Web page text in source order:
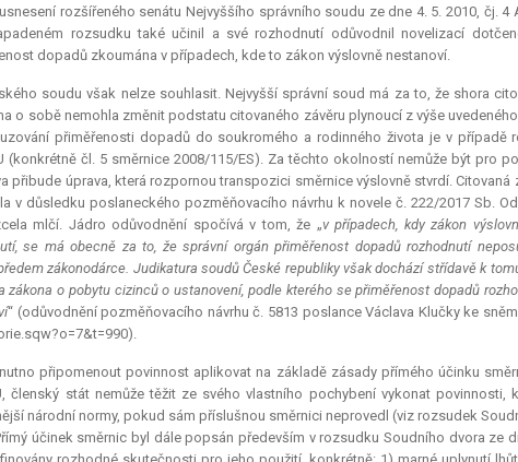
rozšířeného senátu Nejvyššího správního soudu ze dne 4. 5. 2010, čj. 4
rozsudku také učinil a své rozhodnutí odůvodnil novelizací
dopadů zkoumána v případech, kde to zákon výslovně nestanoví.
soudu však nelze souhlasit. Nejvyšší správní soud má za to, že shora
o sobě nemohla změnit podstatu citovaného závěru plynoucí z výše
přiměřenosti dopadů do soukromého a rodinného života je v případě
(konkrétně čl. 5 směrnice 2008/115/ES). Za těchto okolností nemůže být pro
přibude úprava, která rozpornou transpozici směrnice výslovně stvrdí. Citovaná
v důsledku poslaneckého pozměňovacího návrhu k novele č. 222/2017 Sb.
mlčí. Jádro odůvodnění spočívá v tom, že „v případech, kdy zákon
se má obecně za to, že správní orgán přiměřenost dopadů rozhodnutí
zákonodárce. Judikatura soudů České republiky však dochází střídavě k
zákona o pobytu cizinců o ustanovení, podle kterého se přiměřenost dopadů
“ (odůvodnění pozměňovacího návrhu č. 5813 poslance Václava Klučky ke
připomenout povinnost aplikovat na základě zásady přímého účinku
členský stát nemůže těžit ze svého vlastního pochybení vykonat povinnosti,
národní normy, pokud sám příslušnou směrnici neprovedl (viz rozsudek
účinek směrnic byl dále popsán především v rozsudku Soudního dvora ze